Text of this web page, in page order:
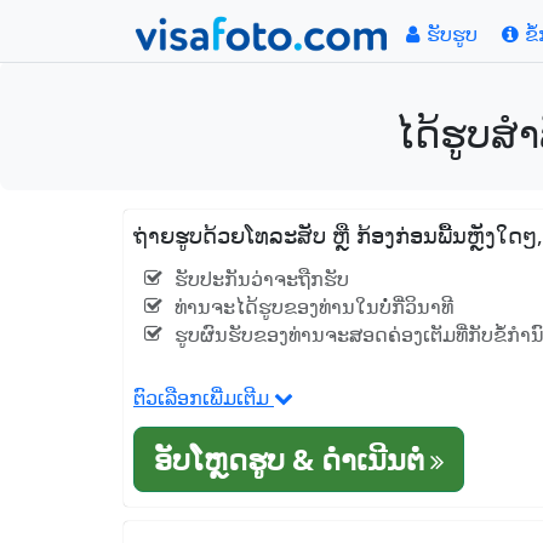
ຮັບຮູບ
ໄດ້ຮູບສໍ
ຖ່າຍຮູບດ້ວຍໂທລະສັບ ຫຼື ກ້ອງກ່ອນພື້ນຫຼັງໃດໆ
ຮັບປະກັນວ່າຈະຖືກຮັບ
ທ່ານຈະໄດ້ຮູບຂອງທ່ານໃນບໍ່ກີ່ວິນາທີ
ຮູບຜົນຮັບຂອງທ່ານຈະສອດຄ່ອງເຕັມທີ່ກັບຂໍ້ກໍ
ຕົວເລືອກເພີ່ມເຕີມ
ອັບໂຫຼດຮູບ & ດໍາເນີນຕໍ່